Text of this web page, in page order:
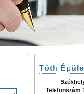
Tóth
Telefonszám